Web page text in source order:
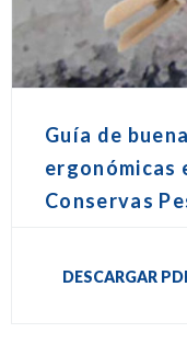
Guía de
ergonómicas
Conservas
DESCARGAR